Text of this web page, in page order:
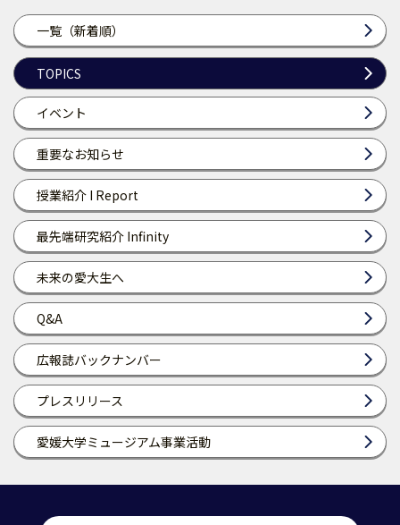
一覧（新着順）
TOPICS
イベント
重要なお知らせ
授業紹介 I Report
最先端研究紹介 Infinity
未来の愛大生へ
Q&A
広報誌バックナンバー
プレスリリース
愛媛大学ミュージアム事業活動